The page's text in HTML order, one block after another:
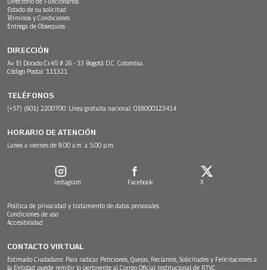
Estado de su solicitud
Términos y Condiciones
Entrega de Obsequios
DIRECCIÓN
Av. El Dorado Cr.45 # 26 - 33 Bogotá D.C. Colombia.
Código Postal: 111321
TELÉFONOS
(+57) (601) 2200700. Línea gratuita nacional: 018000123414
HORARIO DE ATENCIÓN
Lunes a viernes de 8:00 a.m. a 5:00 p.m.
Instagram Facebook X
Política de privacidad y tratamiento de datos personales
Condiciones de uso
Accesibilidad
CONTACTO VIRTUAL
Estimado Ciudadano: Para radicar Peticiones, Quejas, Reclamos, Solicitudes y Felicitaciones a
la Entidad puede remitir lo pertinente al Correo Oficial Institucional de RTVC